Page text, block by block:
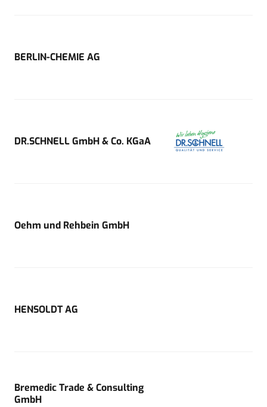
BERLIN-CHEMIE AG
DR.SCHNELL GmbH & Co. KGaA
Oehm und Rehbein GmbH
HENSOLDT AG
Bremedic Trade & Consulting
GmbH